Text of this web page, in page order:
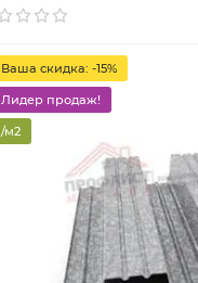
Ваша скидка: -15%
Лидер продаж!
/м2